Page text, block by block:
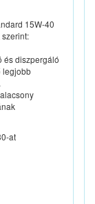
15W-40
és diszpergáló
legjobb
at